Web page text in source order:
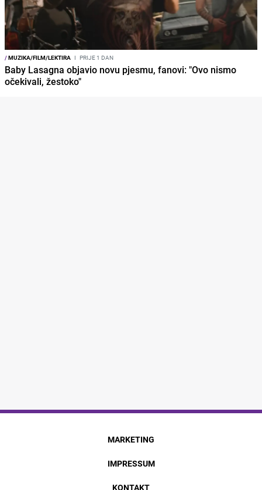
/MUZIKA/FILM/LEKTIRA I PRIJE 1 DAN
Baby Lasagna objavio novu pjesmu, fanovi: "Ovo nismo
očekivali, žestoko"
MARKETING
IMPRESSUM
KONTAKT